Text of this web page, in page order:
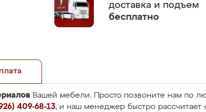
доставка и подъем
бесплатно
Вашей мебели. Просто позвоните нам по
409-68-13, и наш менеджер быстро рассчитает